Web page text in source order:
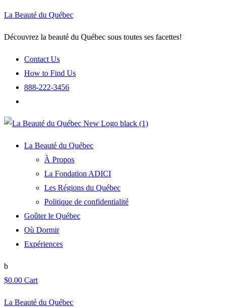
La Beauté du Québec
Découvrez la beauté du Québec sous toutes ses facettes!
Contact Us
How to Find Us
888-222-3456
La Beauté du Québec
À Propos
La Fondation ADICI
Les Régions du Québec
Politique de confidentialité
Goûter le Québec
Où Dormir
Expériences
$0.00 Cart
La Beauté du Québec